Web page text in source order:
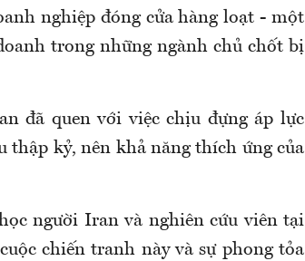
nghiệp đóng cửa hàng loạt - một
trong những ngành chủ chốt bị
đã quen với việc chịu đựng áp lực
kỷ, nên khả năng thích ứng của
người Iran và nghiên cứu viên tại
chiến tranh này và sự phong tỏa